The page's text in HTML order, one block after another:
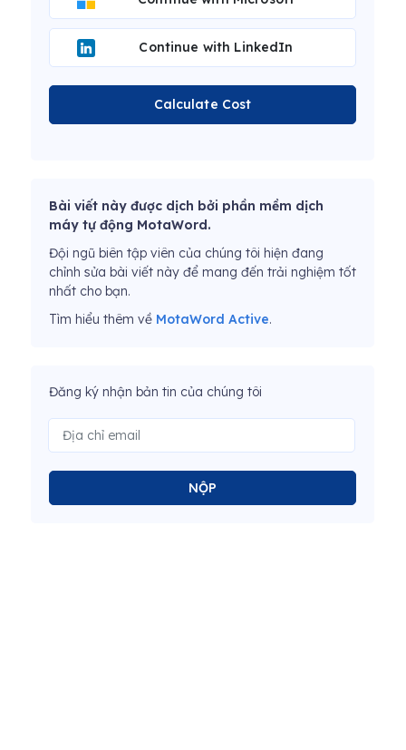
Continue with LinkedIn
Calculate Cost
Bài viết này được dịch bởi phần mềm dịch
máy tự động MotaWord.
Đội ngũ biên tập viên của chúng tôi hiện đang
chỉnh sửa bài viết này để mang đến trải nghiệm tốt
nhất cho bạn.
Tìm hiểu thêm về MotaWord Active.
Đăng ký nhận bản tin của chúng tôi
NỘP